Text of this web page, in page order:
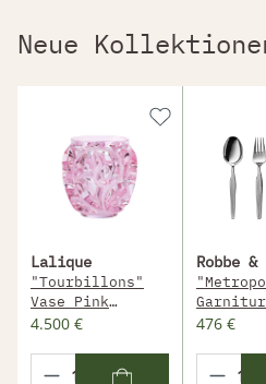
Neue
Lalique
"Tourbillons"
Vase Pink
Luster
20,8 Cm
4.500 €
Robbe
Garnitur
476 €